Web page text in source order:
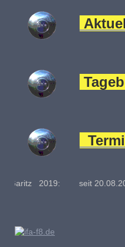
einige Seiten in